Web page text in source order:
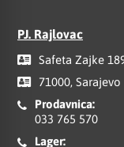
PJ. Rajlovac
Safeta Zajke
71000, Sarajevo
Prodavnica:
033 765 570
Lager: